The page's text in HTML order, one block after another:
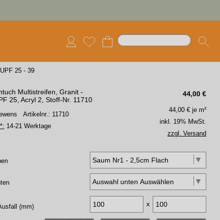
UPF 25 - 39
44,00 €
Multistreifen, Granit -
25, Acryl 2, Stoff-Nr. 11710
Artikelnr.: 11710
14-21 Werktage
44,00 € je m²
inkl. 19% MwSt.
zzgl. Versand
(mm) x